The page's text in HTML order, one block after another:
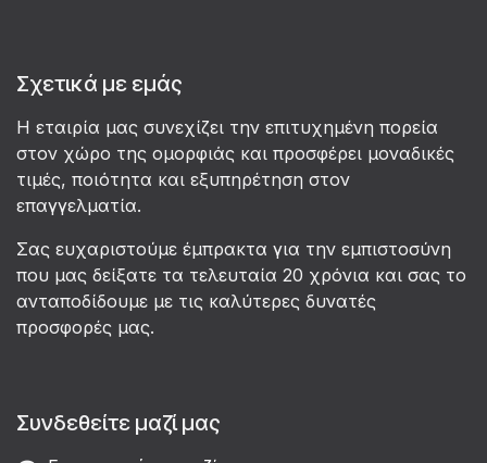
Σχετικά με εμάς
Η εταιρία μας συνεχίζει την επιτυχημένη πορεία
στον χώρο της ομορφιάς και προσφέρει μοναδικές
τιμές, ποιότητα και εξυπηρέτηση στον
επαγγελματία.
Σας ευχαριστούμε έμπρακτα για την εμπιστοσύνη
που μας δείξατε τα τελευταία 20 χρόνια και σας το
ανταποδίδουμε με τις καλύτερες δυνατές
προσφορές μας.
Συνδεθείτε μαζί μας